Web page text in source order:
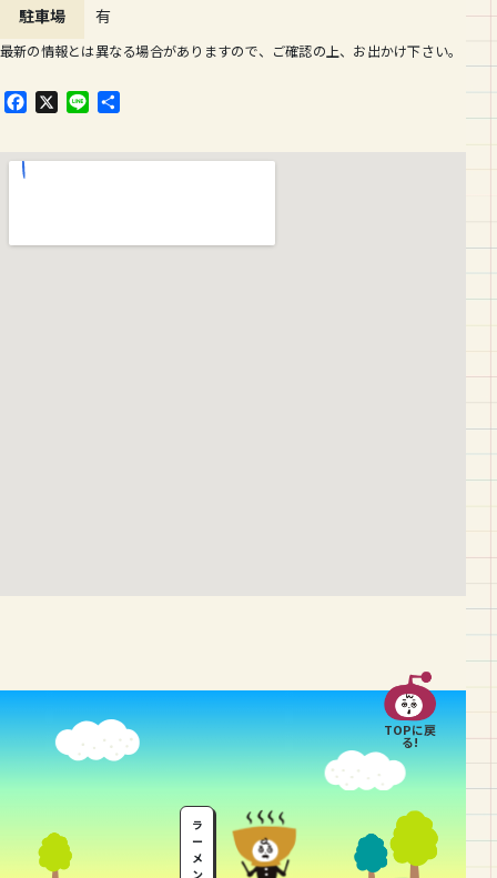
駐車場 有
最新の情報とは異なる場合がありますので、ご確認の上、お出かけ下さい。
F
e
X
L
e
TOPに戻
る!
ラ
ー
メ
ン